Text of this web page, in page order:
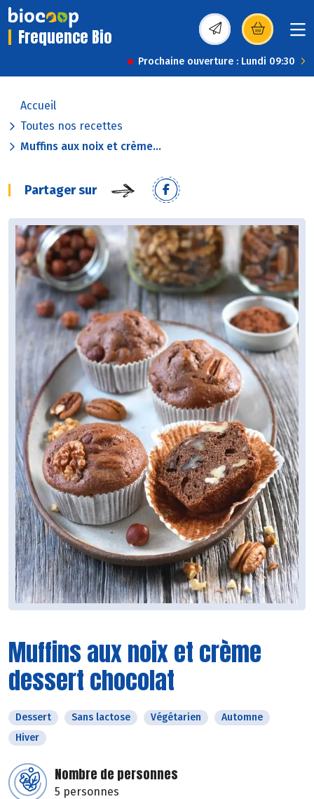
Frequence Bio (s’ouvre dans une
Prochaine ouverture : Lundi 09:30
Accueil
Toutes nos recettes
Muffins aux noix et crème...
Partager sur
Muffins aux noix et crème
dessert chocolat
Dessert Sans lactose Végétarien
Automne
Hiver
Nombre de personnes
5 personnes